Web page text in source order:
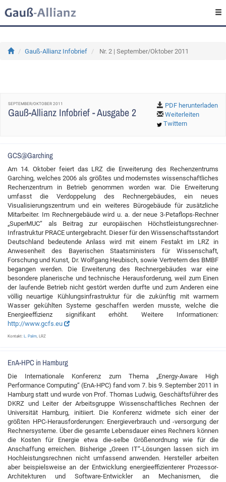
Gauß-Allianz Infobrief Nr. 2 | September/Oktober 2011
SEPTEMBER/OKTOBER 2011
Gauß-Allianz Infobrief - Ausgabe 2
PDF herunterladen
Weiterleiten
Twittern
GCS@Garching
Am 14. Oktober feiert das LRZ die Erweiterung des Rechenzentrums
Garching, welches 2006 als größtes und modernstes wissenschaftliches
Rechenzentrum in Betrieb genommen worden war. Die Erweiterung
umfasst die Verdoppelung des Rechnergebäudes, ein neues
Visualisierungszentrum und ein weiteres Bürogebäude für zusätzliche
Mitarbeiter. Im Rechnergebäude wird u. a. der neue 3-Petaflops-Rechner
„SuperMUC“ als Beitrag zur europäischen Höchstleistungsrechner-
Infrastruktur PRACE untergebracht. Dieser für den Wissenschaftsstandort
Deutschland bedeutende Anlass wird mit einem Festakt im LRZ in
Anwesenheit des Bayerischen Staatsministers für Wissenschaft,
Forschung und Kunst, Dr. Wolfgang Heubisch, sowie Vertretern des BMBF
begangen werden. Die Erweiterung des Rechnergebäudes war eine
besondere planerische und technische Herausforderung, weil zum Einen
der laufende Betrieb nicht gestört werden durfte und zum Anderen eine
völlig neuartige Kühlungsinfrastruktur für die zukünftig mit warmem
Wasser gekühlten Systeme geschaffen werden musste, welche die
Energieeffizienz signifikant erhöht. Weitere Informationen:
http://www.gcfs.eu
Kontakt: L. Palm, LRZ
EnA-HPC in Hamburg
Die Internationale Konferenz zum Thema „Energy-Aware High
Performance Computing“ (EnA-HPC) fand vom 7. bis 9. September 2011 in
Hamburg statt und wurde von Prof. Thomas Ludwig, Geschäftsführer des
DKRZ und Leiter der Arbeitsgruppe Wissenschaftliches Rechnen der
Universität Hamburg, initiiert. Die Konferenz widmete sich einer der
größten HPC-Herausforderungen: Energieverbrauch und -versorgung der
Rechnersysteme. Über die gesamte Lebensdauer eines Rechners können
die Kosten für Energie etwa die-selbe Größenordnung wie für die
Anschaffung erreichen. Bisherige „Green IT“-Lösungen lassen sich im
Hochleistungsrechnen nicht umfassend anwenden. Hersteller arbeiten
aber beispielsweise an der Entwicklung energieeffizienterer Prozessor-
Architekturen und Software-Entwickler an Mechanismen, die